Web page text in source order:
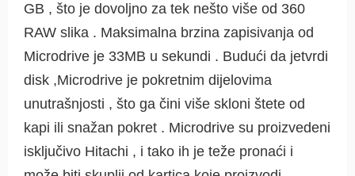
GB , što je dovoljno za tek nešto više od 360
RAW slika . Maksimalna brzina zapisivanja od
Microdrive je 33MB u sekundi . Budući da jetvrdi
disk ,Microdrive je pokretnim dijelovima
unutrašnjosti , što ga čini više skloni štete od
kapi ili snažan pokret . Microdrive su proizvedeni
isključivo Hitachi , i tako ih je teže pronaći i